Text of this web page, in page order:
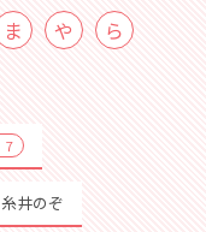
ま や
ら
7
糸井のぞ